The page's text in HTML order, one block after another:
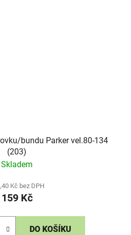
bundu Parker vel.80-134
(203)
Skladem
Kč bez DPH
159 Kč
DO KOŠÍKU